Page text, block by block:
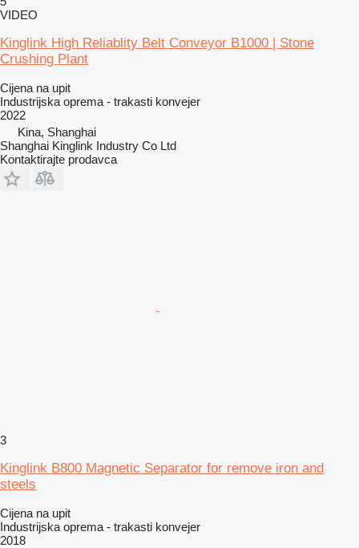
VIDEO
Kinglink High Reliablity Belt Conveyor B1000 | Stone
Crushing Plant
Cijena na upit
Industrijska oprema - trakasti konvejer
2022
Kina, Shanghai
Shanghai Kinglink Industry Co Ltd
Kontaktirajte prodavca
3
Kinglink B800 Magnetic Separator for remove iron and
steels
Cijena na upit
Industrijska oprema - trakasti konvejer
2018